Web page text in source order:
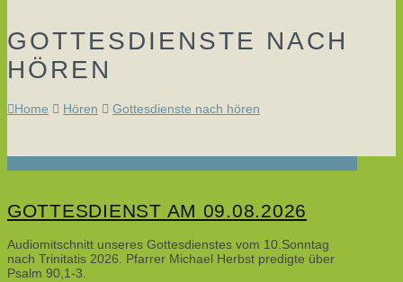
GOTTESDIENSTE NACH
HÖREN
Home Hören Gottesdienste nach hören
GOTTESDIENST AM 09.08.2026
Audiomitschnitt unseres Gottesdienstes vom 10.Sonntag
nach Trinitatis 2026. Pfarrer Michael Herbst predigte über
Psalm 90,1-3.